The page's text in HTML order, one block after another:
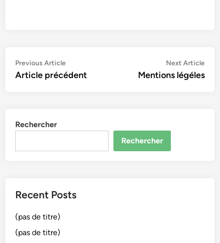
Navigation
de
Previous ArticlePrevious
article:
Article précédent
Next Article
Mentions légéles
Rechercher
Rechercher
Recent Posts
(pas de titre)
(pas de titre)